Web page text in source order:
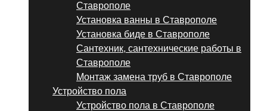
Ставрополе
Установка ванны в Ставрополе
Установка биде в Ставрополе
Сантехник, сантехнические работы в
Ставрополе
Монтаж замена труб в Ставрополе
Устройство пола
Устройство пола в Ставрополе